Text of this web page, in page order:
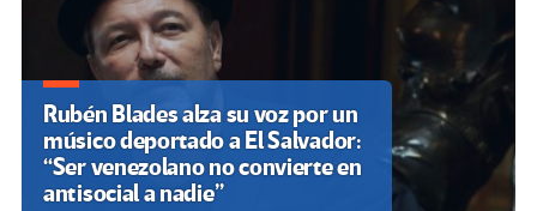
Rubén Blades alza su voz por un
músico deportado a El Salvador:
“Ser venezolano no convierte en
antisocial a nadie”